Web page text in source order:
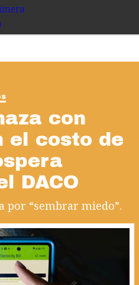
con
el costo de
DACO
por “sembrar miedo”.